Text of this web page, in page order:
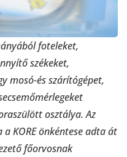
foteleket,
székeket,
mosó-és szárítógépet,
osztálya. Az
KORE önkéntese adta át
főorvosnak